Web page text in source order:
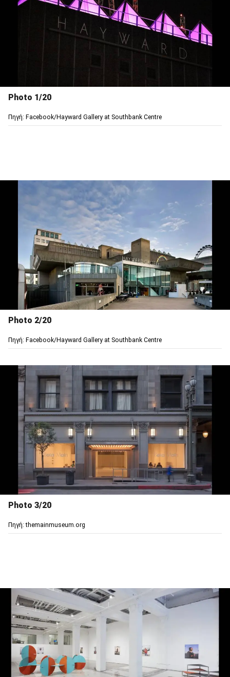
Photo 1/20
Πηγή: Facebook/Hayward Gallery at Southbank Centre
Photo 2/20
Πηγή: Facebook/Hayward Gallery at Southbank Centre
Photo 3/20
Πηγή: themainmuseum.org